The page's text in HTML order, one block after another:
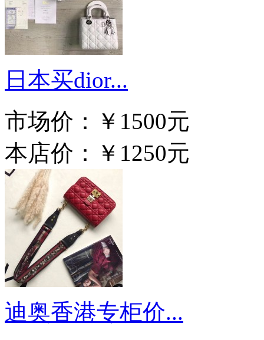
日本买dior...
市场价：
￥1500元
本店价：
￥1250元
迪奥香港专柜价...